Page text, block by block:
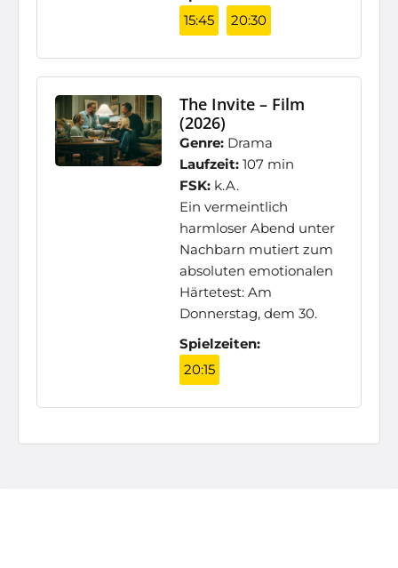
15:45
20:30
The Invite – Film
(2026)
Genre: Drama
Laufzeit: 107 min
FSK: k.A.
Ein vermeintlich
harmloser Abend unter
Nachbarn mutiert zum
absoluten emotionalen
Härtetest: Am
Donnerstag, dem 30.
Spielzeiten:
20:15